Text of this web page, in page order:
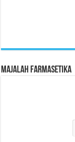
Majalah Farmasetika